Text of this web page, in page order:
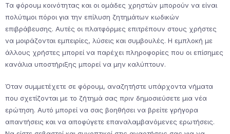
Τα φόρουμ κοινότητας και οι ομάδες χρηστών μπορούν να είναι
πολύτιμοι πόροι για την επίλυση ζητημάτων κωδικών
επιβράβευσης. Αυτές οι πλατφόρμες επιτρέπουν στους χρήστες
να μοιράζονται εμπειρίες, λύσεις και συμβουλές. Η εμπλοκή με
άλλους χρήστες μπορεί να παρέχει πληροφορίες που οι επίσημες
κανάλια υποστήριξης μπορεί να μην καλύπτουν.
Όταν συμμετέχετε σε φόρουμ, αναζητήστε υπάρχοντα νήματα
που σχετίζονται με το ζήτημά σας πριν δημοσιεύσετε μια νέα
ερώτηση. Αυτό μπορεί να σας βοηθήσει να βρείτε γρήγορα
απαντήσεις και να αποφύγετε επαναλαμβανόμενες ερωτήσεις.